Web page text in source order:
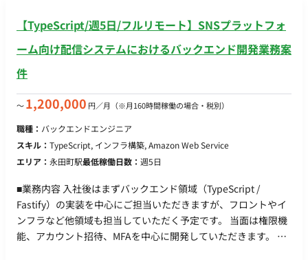
【TypeScript/週5日/フルリモート】SNSプラットフォ
ーム向け配信システムにおけるバックエンド開発業務案
件
〜1,200,000 円／月 （※月160時間稼働の場合・税別）
職種： バックエンドエンジニア
スキル： TypeScript, インフラ構築, Amazon Web Service
エリア： 永田町駅最低稼働日数： 週5日
■業務内容 入社後はまずバックエンド領域（TypeScript /
Fastify）の実装を中心にご担当いただきますが、フロントやイ
ンフラなど他領域も担当していただく予定です。 当面は権限機
能、アカウント招待、MFAを中心に開発していただきます。 そ